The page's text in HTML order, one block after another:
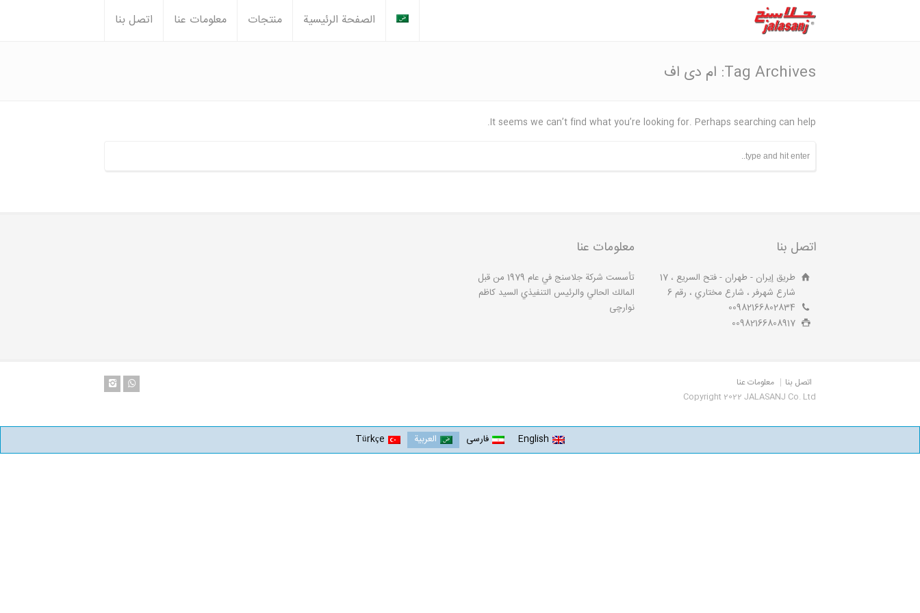
الصفحة الرئيسية منتجات معلومات عنا اتصل بنا
Tag Archives: ام دی اف
It seems we can’t find what you’re looking for. Perhaps searching can help.
اتصل بنا
طريق إيران - طهران - فتح السريع ، 17
شارع شهرفر ، شارع مختاري ، رقم 6
00982166802834
00982166808917
معلومات عنا
تأسست شركة جلاسنج في عام 1979 من قبل
المالك الحالي والرئيس التنفيذي السيد كاظم
نوارچی
معلومات عنا
اتصل بنا
Copyright 2022 JALASANJ Co. Ltd
English فارسی العربية Türkçe